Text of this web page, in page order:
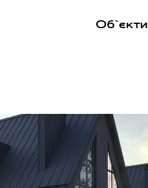
Об`єкти